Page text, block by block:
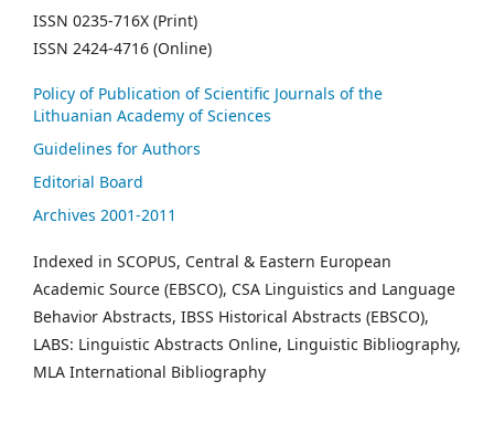
ISSN 0235-716X (Print)
ISSN 2424-4716 (Online)
Policy of Publication of Scientific Journals of the
Lithuanian Academy of Sciences
Guidelines for Authors
Editorial Board
Archives 2001-2011
Indexed in SCOPUS, Central & Eastern European
Academic Source (EBSCO), CSA Linguistics and Language
Behavior Abstracts, IBSS Historical Abstracts (EBSCO),
LABS: Linguistic Abstracts Online, Linguistic Bibliography,
MLA International Bibliography